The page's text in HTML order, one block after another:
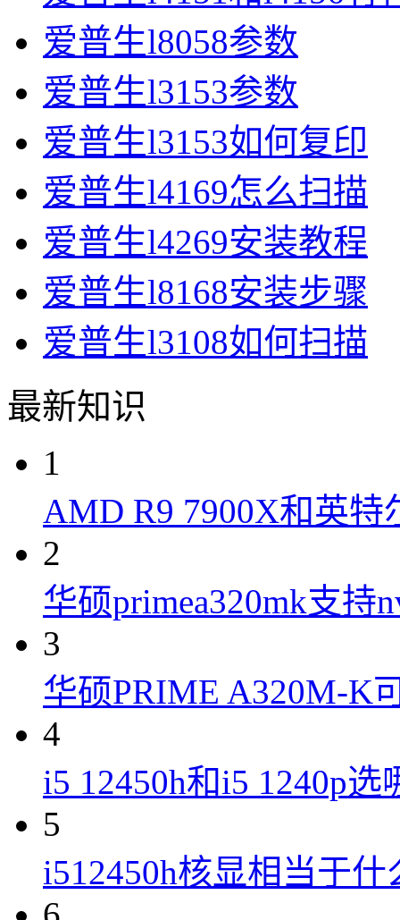
爱普生l8058参数
爱普生l3153参数
爱普生l3153如何复印
爱普生l4169怎么扫描
爱普生l4269安装教程
爱普生l8168安装步骤
爱普生l3108如何扫描
最新知识
1
AMD R9 7900X和英特
2
华硕primea320mk支持
3
华硕PRIME A320M-K
4
i5 12450h和i5 1240p选
5
i512450h核显相当于什